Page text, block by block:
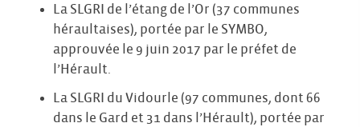
La SLGRI de l’étang de l’Or (37 communes
héraultaises), portée par le SYMBO,
approuvée le 9 juin 2017 par le préfet de
l’Hérault.
La SLGRI du Vidourle (97 communes, dont 66
dans le Gard et 31 dans l’Hérault), portée par